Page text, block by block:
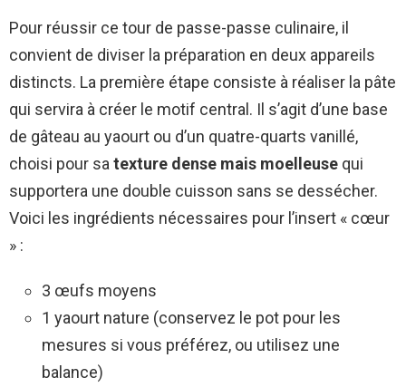
Pour réussir ce tour de passe-passe culinaire, il
convient de diviser la préparation en deux appareils
distincts. La première étape consiste à réaliser la pâte
qui servira à créer le motif central. Il s’agit d’une base
de gâteau au yaourt ou d’un quatre-quarts vanillé,
choisi pour sa texture dense mais moelleuse qui
supportera une double cuisson sans se dessécher.
Voici les ingrédients nécessaires pour l’insert « cœur
» :
3 œufs moyens
1 yaourt nature (conservez le pot pour les
mesures si vous préférez, ou utilisez une
balance)